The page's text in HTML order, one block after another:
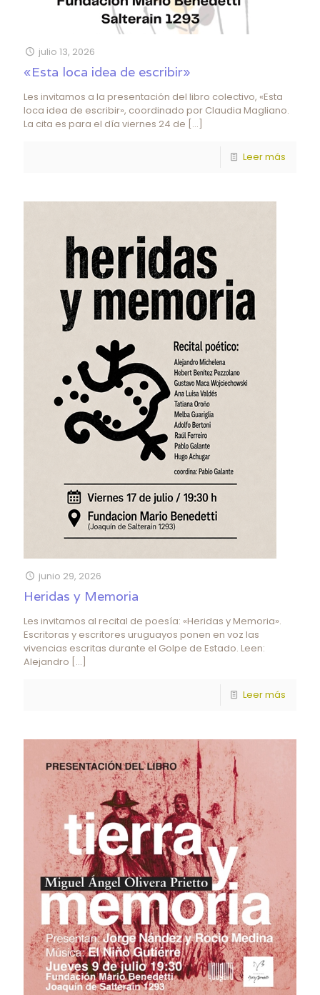
julio 13, 2026
«Esta loca idea de escribir»
Les invitamos a la presentación del libro colectivo, «Esta
loca idea de escribir», coordinado por Claudia Magliano.
La cita es para el día viernes 24 de […]
Leer más
junio 29, 2026
Heridas y Memoria
Les invitamos al recital de poesía: «Heridas y Memoria».
Escritoras y escritores uruguayos ponen en voz las
vivencias escritas durante el Golpe de Estado. Leen:
Alejandro […]
Leer más